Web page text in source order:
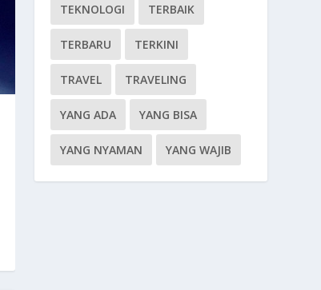
TEKNOLOGI TERBAIK
TERBARU TERKINI
TRAVEL TRAVELING
YANG ADA YANG BISA
YANG NYAMAN YANG WAJIB